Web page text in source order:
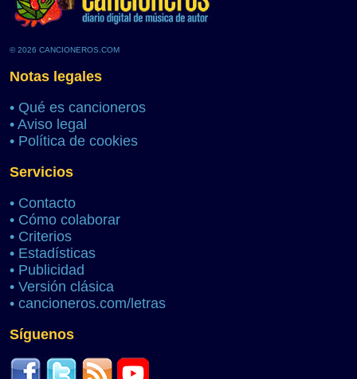
© 2026 CANCIONEROS.COM
Notas legales
• Qué es cancioneros
• Aviso legal
• Política de cookies
Servicios
• Contacto
• Cómo colaborar
• Criterios
• Estadísticas
• Publicidad
• Versión clásica
• cancioneros.com/letras
Síguenos